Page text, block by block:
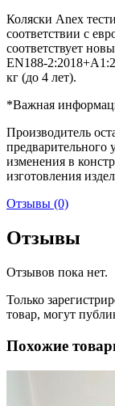
Коляски Anex
соответствии с
соответствует
EN188-
кг (до 4 лет).
*Важная
Производитель
предварительного
изменения в
изготовления
Отзывы (0)
Отзывы
Отзывов пока нет.
Только
товар, могут
Похожие